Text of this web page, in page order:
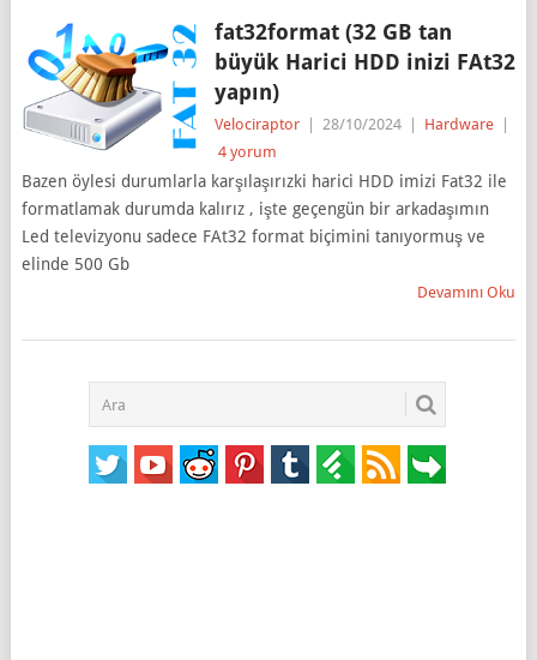
fat32format (32 GB tan
büyük Harici HDD inizi FAt32
yapın)
Velociraptor 28/10/2024 Hardware
4 yorum
Bazen öylesi durumlarla karşılaşırızki harici HDD imizi Fat32 ile
formatlamak durumda kalırız , işte geçengün bir arkadaşımın
Led televizyonu sadece FAt32 format biçimini tanıyormuş ve
elinde 500 Gb
Devamını Oku